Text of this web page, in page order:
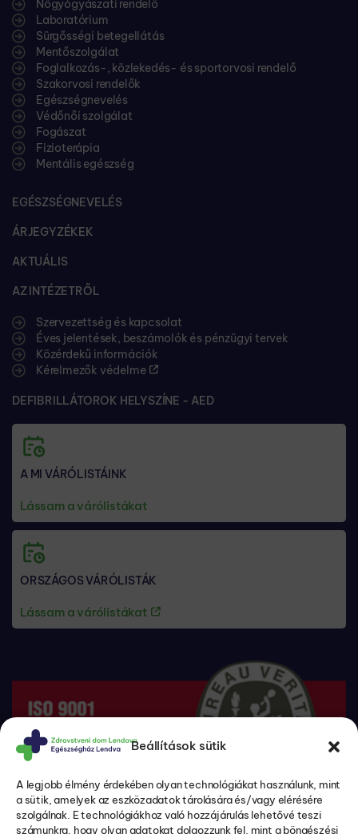
Beállítások sütik
A legjobb élmény érdekében olyan technológiákat használunk, mint
a sütik, amelyek az eszközadatok tárolására és/vagy elérésére
szolgálnak. E technológiákhoz való hozzájárulás lehetővé teszi
számunkra, hogy olyan adatokat dolgozzunk fel, mint a böngészési
Nőgyógyászati rendelő
Laboratórium
Sürgősségi betegellátás
Mentőszolgálat
Foglalkozás-, közlekedés- és sportorvosi rendelő
Szakorvosi rendelők
Egészségnevelés
Védőnői szolgálat
Fogászat
Fizioterápia
Mentális egészség
EGÉSZSÉGNEVELÉS
ÁRJEGYZÉKEK
AKTUÁLIS
AZ INTÉZETRŐL
Szervezettség és kapcsolat
Éves jelentések, beszámolók és pénzügyi tervek
Közérdekű információk
Kérelmezők védelme
DEFIBRILLÁTOROK HELYSZÍNE - AED
A MI VÁRÓLISTÁINK
Lássam a várólistákat
ORSZÁGOS VÁRÓLISTÁK
Lássam a várólistákat